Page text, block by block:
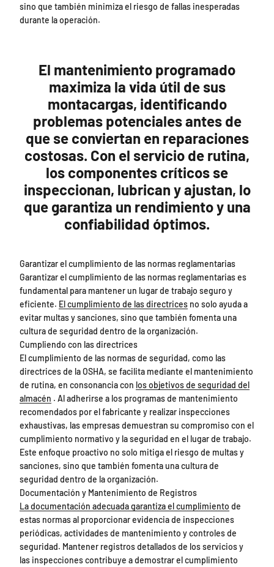
sino que también minimiza el riesgo de fallas inesperadas
durante la operación.
El mantenimiento programado
maximiza la vida útil de sus
montacargas, identificando
problemas potenciales antes de
que se conviertan en reparaciones
costosas. Con el servicio de rutina,
los componentes críticos se
inspeccionan, lubrican y ajustan, lo
que garantiza un rendimiento y una
confiabilidad óptimos.
Garantizar el cumplimiento de las normas reglamentarias
Garantizar el cumplimiento de las normas reglamentarias es
fundamental para mantener un lugar de trabajo seguro y
eficiente. El cumplimiento de las directrices no solo ayuda a
evitar multas y sanciones, sino que también fomenta una
cultura de seguridad dentro de la organización.
Cumpliendo con las directrices
El cumplimiento de las normas de seguridad, como las
directrices de la OSHA, se facilita mediante el mantenimiento
de rutina, en consonancia con los objetivos de seguridad del
almacén . Al adherirse a los programas de mantenimiento
recomendados por el fabricante y realizar inspecciones
exhaustivas, las empresas demuestran su compromiso con el
cumplimiento normativo y la seguridad en el lugar de trabajo.
Este enfoque proactivo no solo mitiga el riesgo de multas y
sanciones, sino que también fomenta una cultura de
seguridad dentro de la organización.
Documentación y Mantenimiento de Registros
La documentación adecuada garantiza el cumplimiento de
estas normas al proporcionar evidencia de inspecciones
periódicas, actividades de mantenimiento y controles de
seguridad. Mantener registros detallados de los servicios y
las inspecciones contribuye a demostrar el cumplimiento